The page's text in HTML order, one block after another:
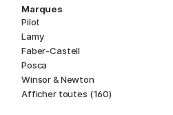
Marques
Pilot
Lamy
Faber-Castell
Posca
Winsor & Newton
Afficher toutes (160)